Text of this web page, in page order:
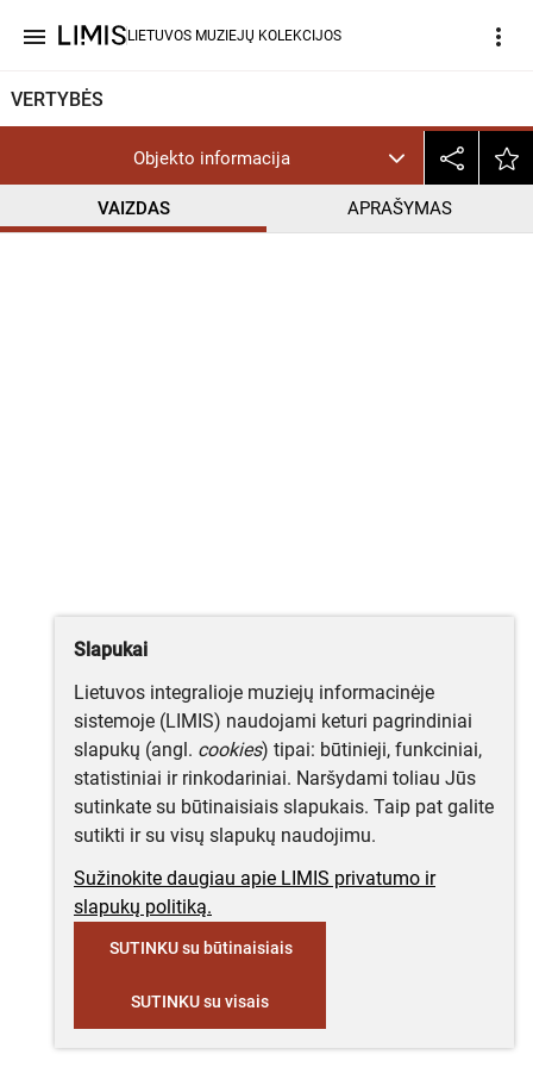
menu LIETUVOS MUZIEJŲ KOLEKCIJOS more_vert
VERTYBĖS
Objekto informacija
VAIZDAS APRAŠYMAS
InC help_outline
Slapukai
Lietuvos integralioje muziejų informacinėje
sistemoje (LIMIS) naudojami keturi pagrindiniai
slapukų (angl. cookies) tipai: būtinieji, funkciniai,
statistiniai ir rinkodariniai. Naršydami toliau Jūs
sutinkate su būtinaisiais slapukais. Taip pat galite
sutikti ir su visų slapukų naudojimu.
Sužinokite daugiau apie LIMIS privatumo ir
slapukų politiką.
SUTINKU su būtinaisiais
SUTINKU su visais